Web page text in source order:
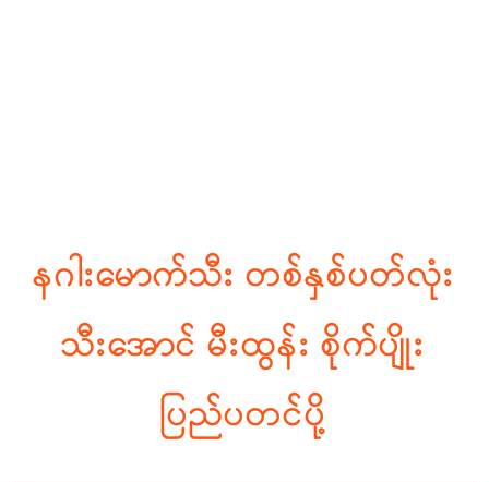
နဂါးမောက်သီး တစ်နှစ်ပတ်လုံး
သီးအောင် မီးထွန်း စိုက်ပျိုး
ပြည်ပတင်ပို့